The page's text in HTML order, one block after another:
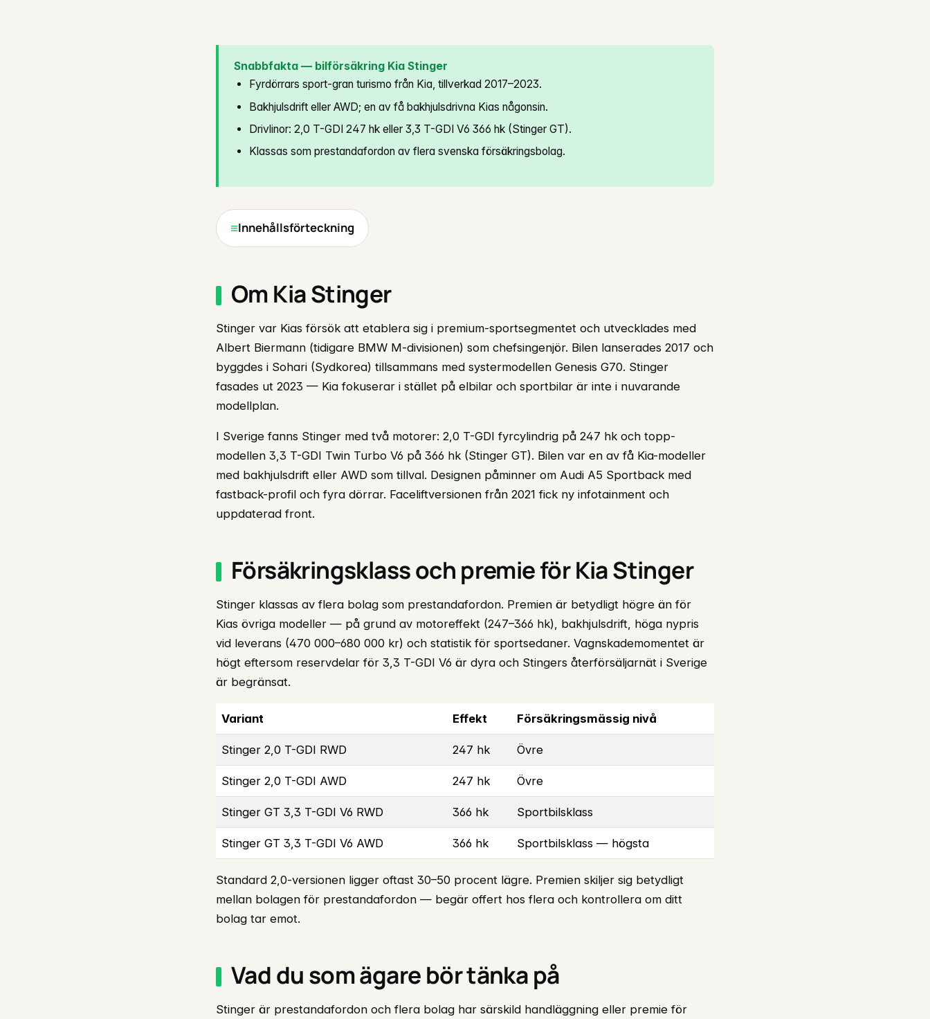
Snabbfakta — bilförsäkring Kia Stinger
Fyrdörrars sport-gran turismo från Kia, tillverkad 2017–2023.
Bakhjulsdrift eller AWD; en av få bakhjulsdrivna Kias någonsin.
Drivlinor: 2,0 T-GDI 247 hk eller 3,3 T-GDI V6 366 hk (Stinger GT).
Klassas som prestandafordon av flera svenska försäkringsbolag.
Innehållsförteckning
Om Kia Stinger
Stinger var Kias försök att etablera sig i premium-sportsegmentet och utvecklades med
Albert Biermann (tidigare BMW M-divisionen) som chefsingenjör. Bilen lanserades 2017 och
byggdes i Sohari (Sydkorea) tillsammans med systermodellen Genesis G70. Stinger
fasades ut 2023 — Kia fokuserar i stället på elbilar och sportbilar är inte i nuvarande
modellplan.
I Sverige fanns Stinger med två motorer: 2,0 T-GDI fyrcylindrig på 247 hk och topp-
modellen 3,3 T-GDI Twin Turbo V6 på 366 hk (Stinger GT). Bilen var en av få Kia-modeller
med bakhjulsdrift eller AWD som tillval. Designen påminner om Audi A5 Sportback med
fastback-profil och fyra dörrar. Faceliftversionen från 2021 fick ny infotainment och
uppdaterad front.
Försäkringsklass och premie för Kia Stinger
Stinger klassas av flera bolag som prestandafordon. Premien är betydligt högre än för
Kias övriga modeller — på grund av motoreffekt (247–366 hk), bakhjulsdrift, höga nypris
vid leverans (470 000–680 000 kr) och statistik för sportsedaner. Vagnskademomentet är
högt eftersom reservdelar för 3,3 T-GDI V6 är dyra och Stingers återförsäljarnät i Sverige
är begränsat.
Variant Effekt Försäkringsmässig nivå
Stinger 2,0 T-GDI RWD 247 hk Övre
Stinger 2,0 T-GDI AWD 247 hk Övre
Stinger GT 3,3 T-GDI V6 RWD 366 hk Sportbilsklass
Stinger GT 3,3 T-GDI V6 AWD 366 hk Sportbilsklass — högsta
Standard 2,0-versionen ligger oftast 30–50 procent lägre. Premien skiljer sig betydligt
mellan bolagen för prestandafordon — begär offert hos flera och kontrollera om ditt
bolag tar emot.
Vad du som ägare bör tänka på
Stinger är prestandafordon och flera bolag har särskild handläggning eller premie för